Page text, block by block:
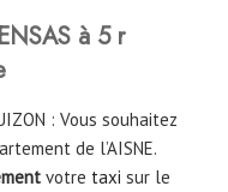
à 5 r
: Vous souhaitez
de l’AISNE.
votre taxi sur le